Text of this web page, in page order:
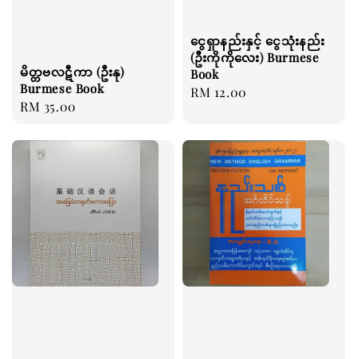
မိတ္တဗလဋီကာ (ဦးနု)
Burmese Book
Regular
RM 35.00
ငွေရှာနည်းနှင့် ငွေသုံးနည်း
(ဦးကိုကိုလေး) Burmese
Book
Regular
RM 12.00